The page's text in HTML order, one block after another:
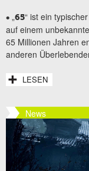
• „65“ ist ein
auf einem
65 Millionen Jahren
anderen
LESEN
News